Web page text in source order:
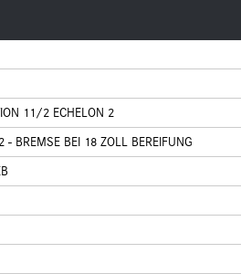
11/2 ECHELON 2
- BREMSE BEI 18 ZOLL BEREIFUNG